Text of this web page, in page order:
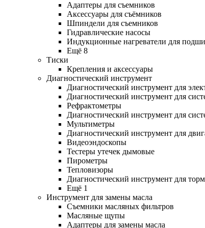
Адаптеры для съемников
Аксессуары для съёмников
Шпиндели для съемников
Гидравлические насосы
Индукционные нагреватели для
Ещё 8
Тиски
Крепления и аксессуары
Диагностический инструмент
Диагностический инструмент для
Диагностический инструмент для
Рефрактометры
Диагностический инструмент для
Мультиметры
Диагностический инструмент для
Видеоэндоскопы
Тестеры утечек дымовые
Пирометры
Тепловизоры
Диагностический инструмент для
Ещё 1
Инструмент для замены масла
Съемники масляных фильтров
Масляные щупы
Адаптеры для замены масла